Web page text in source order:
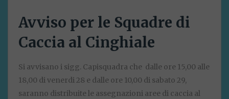
Avviso per le Squadre di
Caccia al Cinghiale
Si avvisano i sigg. Capisquadra che dalle ore 15,00 alle
18,00 di venerdi 28 e dalle ore 10,00 di sabato 29,
saranno distribuite le assegnazioni aree di caccia al